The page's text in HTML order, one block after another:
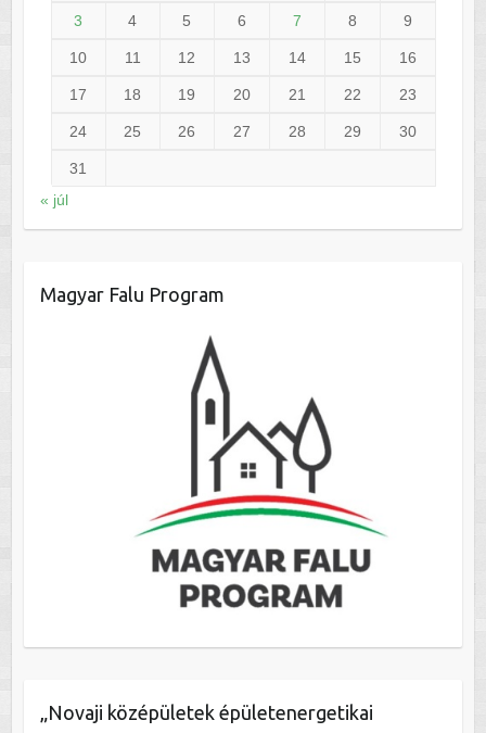
3 4 5 6 7 8 9
10 11 12 13 14 15 16
17 18 19 20 21 22 23
24 25 26 27 28 29 30
31
« júl
Magyar Falu Program
„Novaji középületek épületenergetikai